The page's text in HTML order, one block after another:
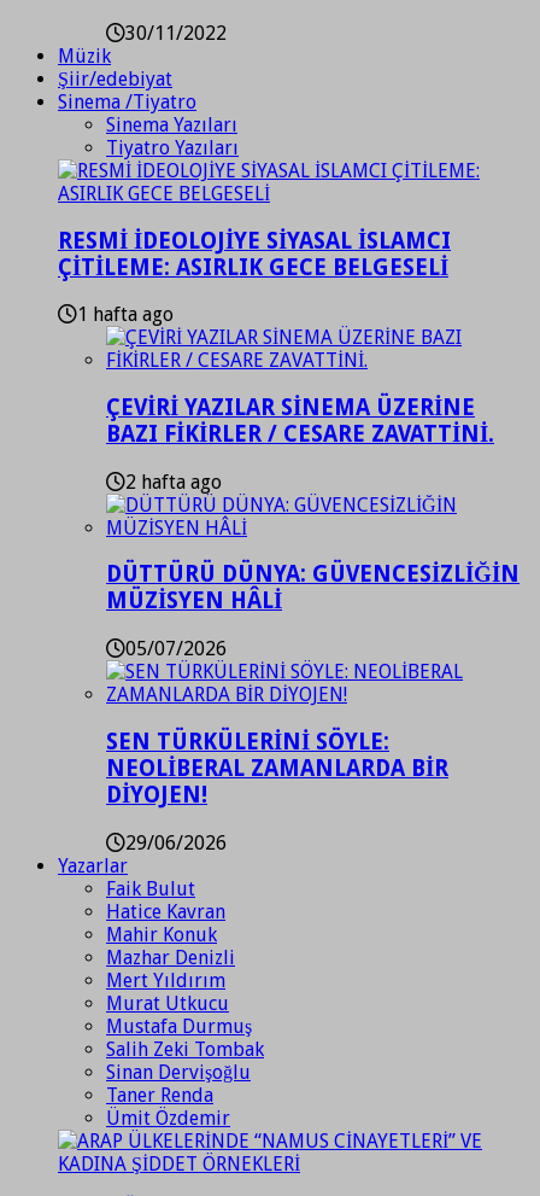
30/11/2022
Müzik
Şiir/edebiyat
Sinema /Tiyatro
Sinema Yazıları
Tiyatro Yazıları
RESMİ İDEOLOJİYE SİYASAL İSLAMCI
ÇİTİLEME: ASIRLIK GECE BELGESELİ
1 hafta ago
ÇEVİRİ YAZILAR SİNEMA ÜZERİNE
BAZI FİKİRLER / CESARE ZAVATTİNİ.
2 hafta ago
DÜTTÜRÜ DÜNYA: GÜVENCESİZLİĞİN
MÜZİSYEN HÂLİ
05/07/2026
SEN TÜRKÜLERİNİ SÖYLE:
NEOLİBERAL ZAMANLARDA BİR
DİYOJEN!
29/06/2026
Yazarlar
Faik Bulut
Hatice Kavran
Mahir Konuk
Mazhar Denizli
Mert Yıldırım
Murat Utkucu
Mustafa Durmuş
Salih Zeki Tombak
Sinan Dervişoğlu
Taner Renda
Ümit Özdemir